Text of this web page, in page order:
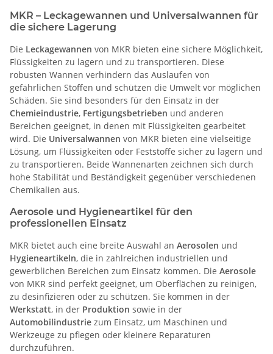
MKR – Leckagewannen und Universalwannen für
die sichere Lagerung
Die Leckagewannen von MKR bieten eine sichere Möglichkeit,
Flüssigkeiten zu lagern und zu transportieren. Diese
robusten Wannen verhindern das Auslaufen von
gefährlichen Stoffen und schützen die Umwelt vor möglichen
Schäden. Sie sind besonders für den Einsatz in der
Chemieindustrie, Fertigungsbetrieben und anderen
Bereichen geeignet, in denen mit Flüssigkeiten gearbeitet
wird. Die Universalwannen von MKR bieten eine vielseitige
Lösung, um Flüssigkeiten oder Feststoffe sicher zu lagern und
zu transportieren. Beide Wannenarten zeichnen sich durch
hohe Stabilität und Beständigkeit gegenüber verschiedenen
Chemikalien aus.
Aerosole und Hygieneartikel für den
professionellen Einsatz
MKR bietet auch eine breite Auswahl an Aerosolen und
Hygieneartikeln, die in zahlreichen industriellen und
gewerblichen Bereichen zum Einsatz kommen. Die Aerosole
von MKR sind perfekt geeignet, um Oberflächen zu reinigen,
zu desinfizieren oder zu schützen. Sie kommen in der
Werkstatt, in der Produktion sowie in der
Automobilindustrie zum Einsatz, um Maschinen und
Werkzeuge zu pflegen oder kleinere Reparaturen
durchzuführen.